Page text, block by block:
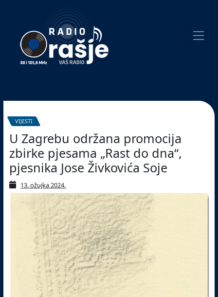
website!
VIJESTI
U Zagrebu održana promocija
zbirke pjesama „Rast do dna“,
pjesnika Jose Živkovića Soje
13. ožujka 2024.